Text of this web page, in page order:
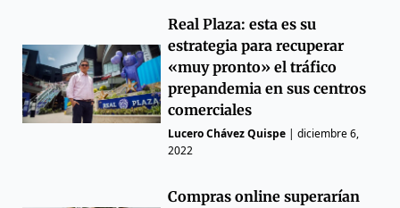
Real Plaza: esta es su
estrategia para recuperar
«muy pronto» el tráfico
prepandemia en sus centros
comerciales
Lucero Chávez Quispe |diciembre 6,
2022
Compras online superarían